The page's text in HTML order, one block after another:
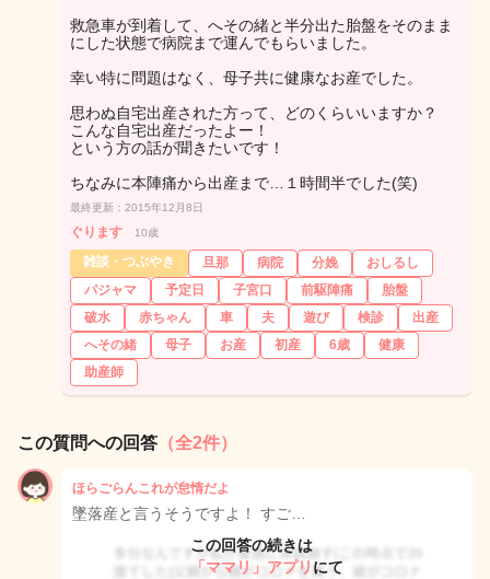
救急車が到着して、へその緒と半分出た胎盤をそのまま
にした状態で病院まで運んでもらいました。
幸い特に問題はなく、母子共に健康なお産でした。
思わぬ自宅出産された方って、どのくらいいますか？
こんな自宅出産だったよー！
という方の話が聞きたいです！
ちなみに本陣痛から出産まで…１時間半でした(笑)
最終更新：2015年12月8日
ぐります 10歳
雑談・つぶやき 旦那 病院 分娩
おしるし
パジャマ
予定日 子宮口 前駆陣痛
胎盤
破水
赤ちゃん 車 夫 遊び 検診
出産
へその緒
母子 お産 初産 6歳
健康
助産師
この質問への回答 （全2件）
ほらごらんこれが怠惰だよ
墜落産と言うそうですよ！ すご…
この回答の続きは
「ママリ」アプリ にて